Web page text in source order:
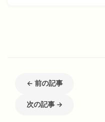
← 前の記事
次の記事 →